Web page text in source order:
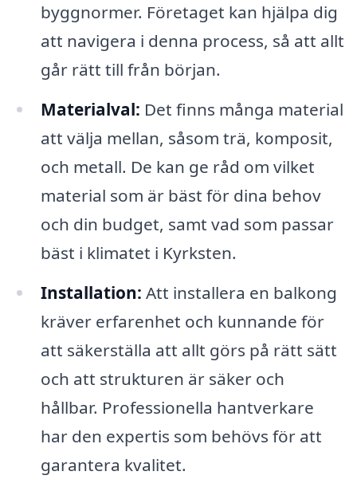
byggnormer. Företaget kan hjälpa dig
att navigera i denna process, så att allt
går rätt till från början.
Materialval: Det finns många material
att välja mellan, såsom trä, komposit,
och metall. De kan ge råd om vilket
material som är bäst för dina behov
och din budget, samt vad som passar
bäst i klimatet i Kyrksten.
Installation: Att installera en balkong
kräver erfarenhet och kunnande för
att säkerställa att allt görs på rätt sätt
och att strukturen är säker och
hållbar. Professionella hantverkare
har den expertis som behövs för att
garantera kvalitet.